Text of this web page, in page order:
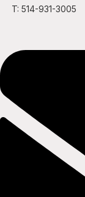
T: 514-931-3005